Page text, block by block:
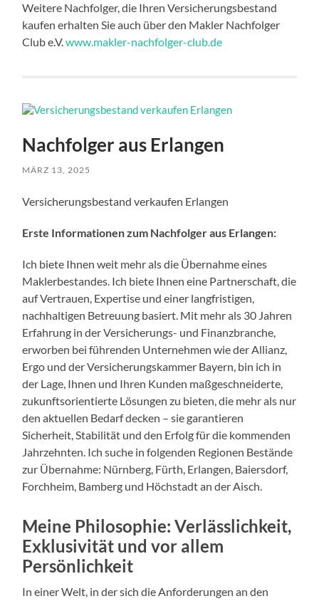
Weitere Nachfolger, die Ihren Versicherungsbestand
kaufen erhalten Sie auch über den Makler Nachfolger
Club e.V.www.makler-nachfolger-club.de
Nachfolger aus Erlangen
MÄRZ 13, 2025
Versicherungsbestand verkaufen Erlangen
Erste Informationen zum Nachfolger aus Erlangen:
Ich biete Ihnen weit mehr als die Übernahme eines
Maklerbestandes. Ich biete Ihnen eine Partnerschaft, die
auf Vertrauen, Expertise und einer langfristigen,
nachhaltigen Betreuung basiert. Mit mehr als 30 Jahren
Erfahrung in der Versicherungs- und Finanzbranche,
erworben bei führenden Unternehmen wie der Allianz,
Ergo und der Versicherungskammer Bayern, bin ich in
der Lage, Ihnen und Ihren Kunden maßgeschneiderte,
zukunftsorientierte Lösungen zu bieten, die mehr als nur
den aktuellen Bedarf decken – sie garantieren
Sicherheit, Stabilität und den Erfolg für die kommenden
Jahrzehnten. Ich suche in folgenden Regionen Bestände
zur Übernahme: Nürnberg, Fürth, Erlangen, Baiersdorf,
Forchheim, Bamberg und Höchstadt an der Aisch.
Meine Philosophie: Verlässlichkeit,
Exklusivität und vor allem
Persönlichkeit
In einer Welt, in der sich die Anforderungen an den